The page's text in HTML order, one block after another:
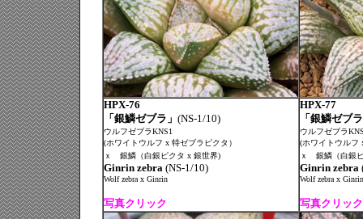
HPX-76
「銀鱗ゼブラ」 (NS-1/10)
ウルフゼブラKNS1
(ホワイトウルフ x 特ゼブラピクタ）
ｘ 銀鱗（白銀ピクタ x 銀世界)
Ginrin zebra (NS-1/10)
Wolf zebra x Ginrin
写真クリック
HPX-77
「銀鱗ゼブ
ウルフゼブラ
(ホワイトウルフ
ｘ 銀鱗（白銀
Ginrin zebra
Wolf zebra x Ginrin
写真クリック